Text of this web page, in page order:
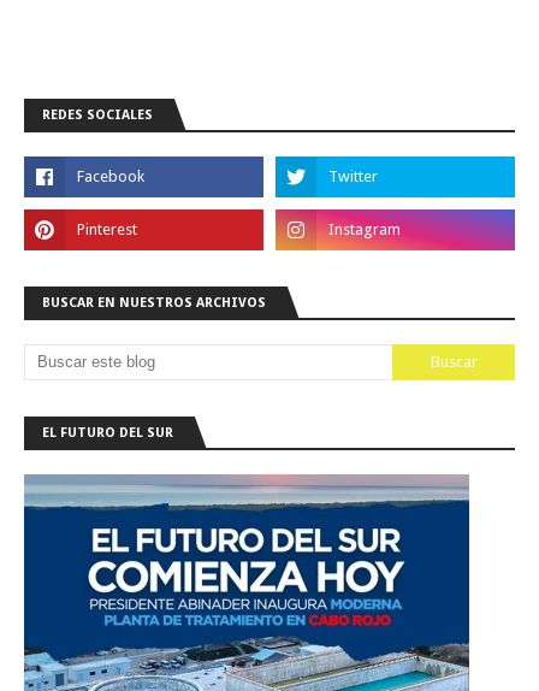
REDES SOCIALES
BUSCAR EN NUESTROS ARCHIVOS
EL FUTURO DEL SUR